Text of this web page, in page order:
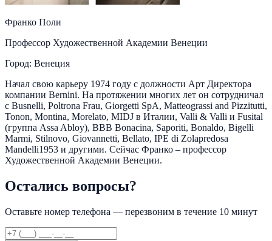
Франко Поли
Профессор Художественной Академии Венеции
Город: Венеция
Начал свою карьеру 1974 году с должности Арт Директора
компании Bernini. На протяжении многих лет он сотрудничал
с Busnelli, Poltrona Frau, Giorgetti SpA, Matteograssi and Pizzitutti,
Tonon, Montina, Morelato, MIDJ в Италии, Valli & Valli и Fusital
(группа Assa Abloy), BBB Bonacina, Saporiti, Bonaldo, Bigelli
Marmi, Stilnovo, Giovannetti, Bellato, IPE di Zolapredosa
Mandelli1953 и другими. Сейчас Франко – профессор
Художественной Академии Венеции.
Остались вопросы?
Оставьте номер телефона — перезвоним в течение 10 минут